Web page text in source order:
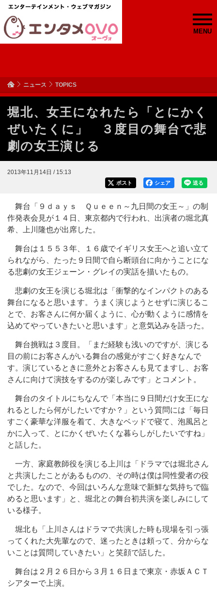
MENU
ニュース TOPICS
堀北、女王になれたら「とにかく
ぜいたくに」 ３度目の舞台で悲
劇の女王演じる
2013年11月14日 / 15:13
送る
シェア
ポスト
舞台「９ｄａｙｓ Ｑｕｅｅｎ～九日間の女王～」の制
作発表会見が１４日、東京都内で行われ、出演者の堀北真
希、上川隆也が出席した。
舞台は１５５３年、１６歳でイギリス女王へと追い立て
られながら、たった９日間で自ら断頭台に向かうことにな
る悲劇の女王ジェーン・グレイの実話を描いたもの。
悲劇の女王を演じる堀北は「衝撃的なインパクトのある
舞台になると思います。うまく演じようとせずに演じるこ
とで、お客さんに何か届くように、心が動くように感情を
込めてやっていきたいと思います」と意気込みを語った。
舞台挑戦は３度目。「まだ経験も浅いのですが、演じる
目の前にお客さんがいる舞台の感覚がすごく好きなんで
す。演じているときに意外とお客さんも見てますし、お客
さんに向けて演技をするのが楽しみです」とコメント。
舞台のタイトルにちなんで「本当に９日間だけ女王にな
れるとしたら何がしたいですか？」という質問には「毎日
すごく豪華な洋服を着て、大きなベッドで寝て、泡風呂と
かに入って、とにかくぜいたくな暮らしがしたいですね」
と話した。
一方、家庭教師役を演じる上川は「ドラマでは堀北さん
と共演したことがあるものの、その時は僕は同性愛者の役
でした。なので、今回はいろんな意味で新鮮な気持ちで臨
めると思います」と、堀北との舞台初共演を楽しみにして
いる様子。
堀北も「上川さんはドラマで共演した時も現場を引っ張
ってくれた大先輩なので、迷ったときは頼って、分からな
いことは質問していきたい」と笑顔で話した。
舞台は２月２６日から３月１６日まで東京・赤坂ＡＣＴ
シアターで上演。